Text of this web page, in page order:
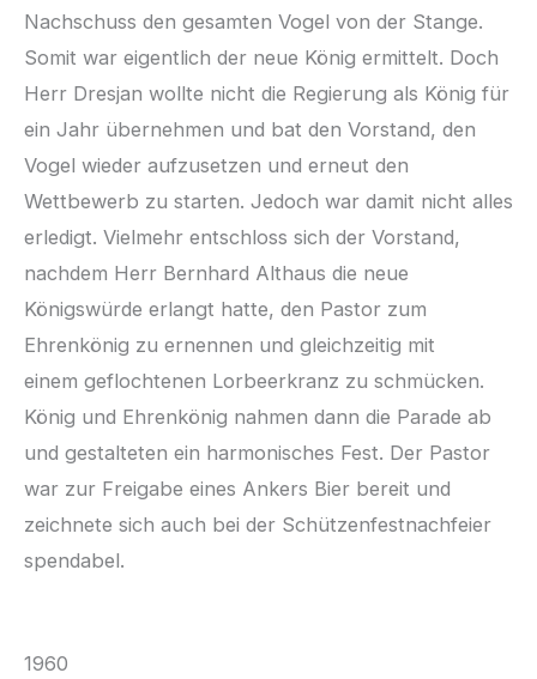
Nachschuss den gesamten Vogel von der Stange.
Somit war eigentlich der neue König ermittelt. Doch
Herr Dresjan wollte nicht die Regierung als König für
ein Jahr übernehmen und bat den Vorstand, den
Vogel wieder aufzusetzen und erneut den
Wettbewerb zu starten. Jedoch war damit nicht alles
erledigt. Vielmehr entschloss sich der Vorstand,
nachdem Herr Bernhard Althaus die neue
Königswürde erlangt hatte, den Pastor zum
Ehrenkönig zu ernennen und gleichzeitig mit
einem geflochtenen Lorbeerkranz zu schmücken.
König und Ehrenkönig nahmen dann die Parade ab
und gestalteten ein harmonisches Fest. Der Pastor
war zur Freigabe eines Ankers Bier bereit und
zeichnete sich auch bei der Schützenfestnachfeier
spendabel.
1960